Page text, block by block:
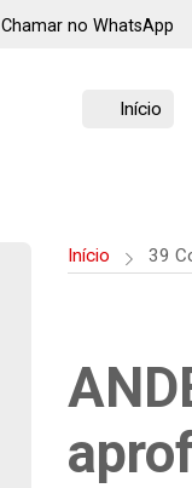
Chamar no WhatsApp
Início
Início 39